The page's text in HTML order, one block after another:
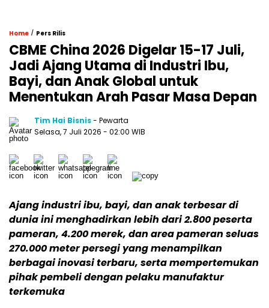
Home / Pers Rilis
CBME China 2026 Digelar 15-17 Juli,
Jadi Ajang Utama di Industri Ibu,
Bayi, dan Anak Global untuk
Menentukan Arah Pasar Masa Depan
Tim Hai Bisnis- Pewarta
Selasa, 7 Juli 2026 - 02:00 WIB
Ajang industri ibu, bayi, dan anak terbesar di
dunia ini menghadirkan lebih dari 2.800 peserta
pameran, 4.200 merek, dan area pameran seluas
270.000 meter persegi yang menampilkan
berbagai inovasi terbaru, serta mempertemukan
pihak pembeli dengan pelaku manufaktur
terkemuka